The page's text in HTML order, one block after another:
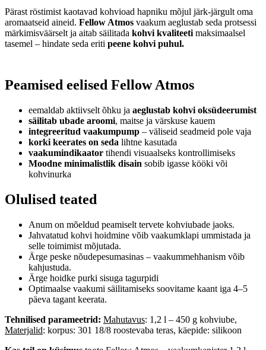
Pärast röstimist kaotavad kohvioad hapniku mõjul järk-järgult oma
aromaatseid aineid. Fellow Atmos vaakum aeglustab seda protsessi
märkimisväärselt ja aitab säilitada kohvi kvaliteeti maksimaalsel
tasemel – hindate seda eriti peene kohvi puhul.
Peamised eelised Fellow Atmos
eemaldab aktiivselt õhku ja aeglustab kohvi oksüdeerumist
säilitab ubade aroomi, maitse ja värskuse kauem
integreeritud vaakumpump – väliseid seadmeid pole vaja
korki keerates on seda lihtne kasutada
vaakumindikaator tihendi visuaalseks kontrollimiseks
Moodne minimalistlik disain sobib igasse kööki või
kohvinurka
Olulised teated
Anum on mõeldud peamiselt tervete kohviubade jaoks.
Jahvatatud kohvi hoidmine võib vaakumklapi ummistada ja
selle toimimist mõjutada.
Ärge peske nõudepesumasinas – vaakummehhanism võib
kahjustuda.
Ärge hoidke purki sisuga tagurpidi
Optimaalse vaakumi säilitamiseks soovitame kaant iga 4–5
päeva tagant keerata.
Tehnilised parameetrid: Mahutavus: 1,2 l – 450 g kohviube,
Materjalid: korpus: 301 18/8 roostevaba teras, käepide: silikoon